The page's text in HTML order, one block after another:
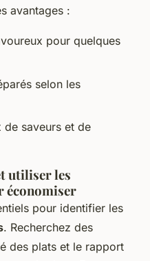
avantages :
pour quelques
selon les
de saveurs et de
utiliser les
économiser
pour identifier les
. Recherchez des
des plats et le rapport